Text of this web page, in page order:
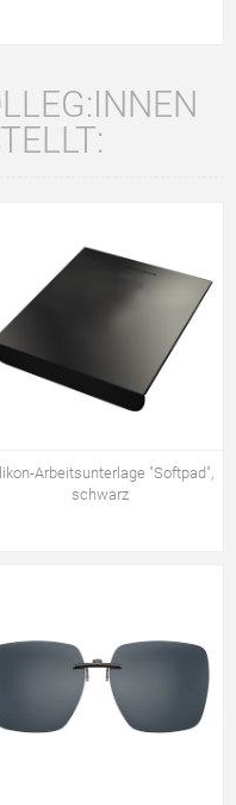
Arbeitsunterlage "Softpad",
schwarz